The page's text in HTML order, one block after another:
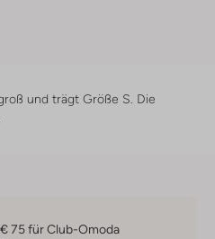
und trägt Größe S. Die
75 für Club-Omoda